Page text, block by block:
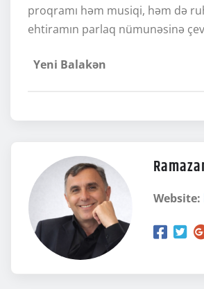
proqramı həm musiqi, həm də
ehtiramın parlaq nümunəsinə
Yeni Balakən
Website: